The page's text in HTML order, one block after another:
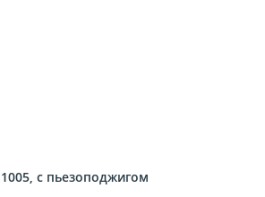
1005, c пьезоподжигом